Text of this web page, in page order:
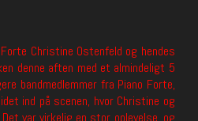
Christine Ostenfeld og hendes
denne aften med et almindeligt 5
bandmedlemmer fra Piano Forte,
ind på scenen, hvor Christine og
var virkelig en stor oplevelse, og